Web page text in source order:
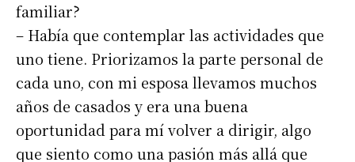
familiar?
– Había que contemplar las actividades que
uno tiene. Priorizamos la parte personal de
cada uno, con mi esposa llevamos muchos
años de casados y era una buena
oportunidad para mí volver a dirigir, algo
que siento como una pasión más allá que